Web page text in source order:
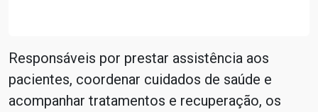
Responsáveis por prestar assistência aos
pacientes, coordenar cuidados de saúde e
acompanhar tratamentos e recuperação, os